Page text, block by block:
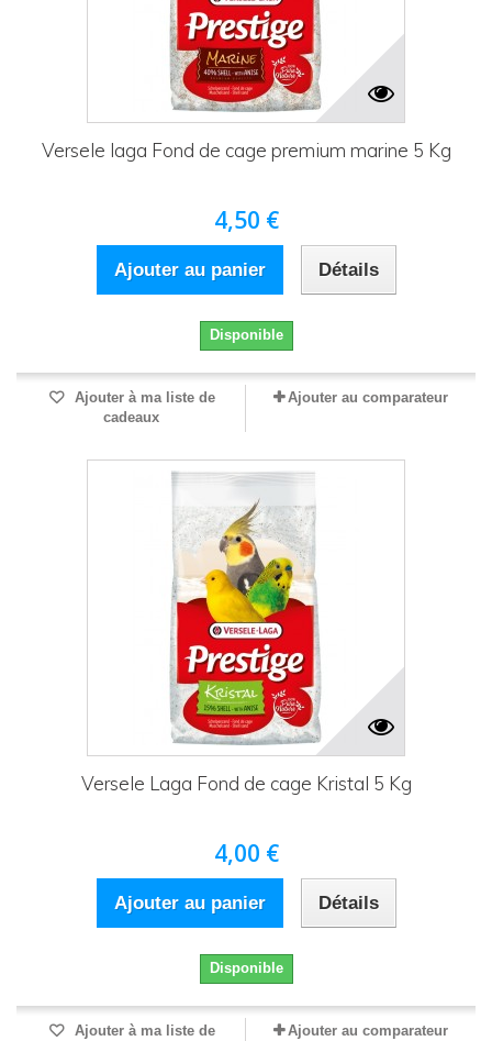
Versele laga Fond de cage premium marine 5 Kg
4,50 €
Ajouter au panier Détails
Disponible
Ajouter à ma liste de
cadeaux
Ajouter au comparateur
Versele Laga Fond de cage Kristal 5 Kg
4,00 €
Ajouter au panier Détails
Disponible
Ajouter à ma liste de
Ajouter au comparateur